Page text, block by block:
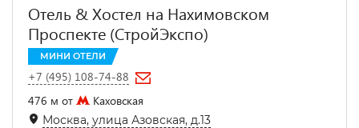
Отель & Хостел на Нахимовском
Проспекте (СтройЭкспо)
МИНИ ОТЕЛИ
+7 (495) 108-74-88
476 м от
Каховская
Москва, улица Азовская, д.13